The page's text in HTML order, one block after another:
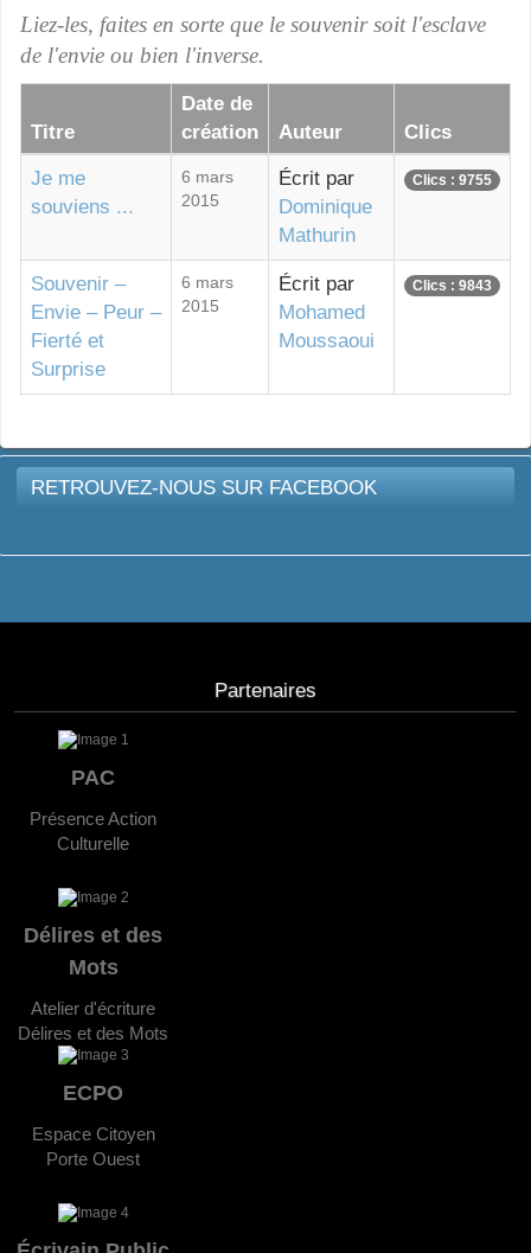
Liez-les, faites en sorte que le souvenir soit l'esclave
de l'envie ou bien l'inverse.
Titre
Date de
création
Auteur Clics
Je me
souviens ...
6 mars
2015
Écrit par
Dominique
Mathurin
Clics : 9755
Souvenir –
Envie – Peur –
Fierté et
Surprise
6 mars
2015
Écrit par
Mohamed
Moussaoui
Clics : 9843
RETROUVEZ-NOUS SUR FACEBOOK
Partenaires
PAC
Présence Action
Culturelle
Délires et des
Mots
Atelier d'écriture
Délires et des Mots
ECPO
Espace Citoyen
Porte Ouest